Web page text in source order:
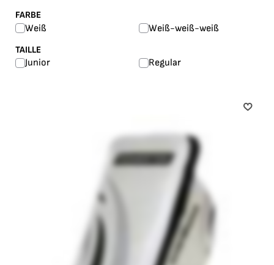
FARBE
Weiß Weiß-weiß-weiß
TAILLE
Junior Regular